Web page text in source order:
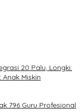
20 Palu, Longki:
Miskin
796 Guru Profesional